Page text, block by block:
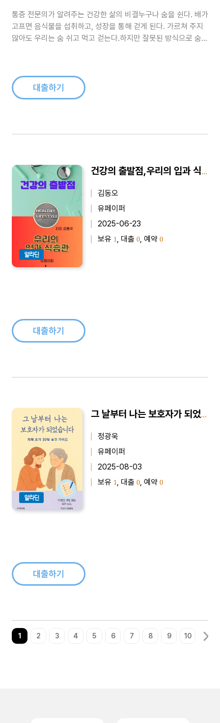
통증 전문의가 알려주는 건강한 삶의 비결누구나 숨을 쉰다. 배가
고프면 음식물을 섭취하고, 성장을 통해 걷게 된다. 가르쳐 주지
않아도 우리는 숨 쉬고 먹고 걷는다.하지만 잘못된 방식으로 숨
주범이 될 수 있..
대출하기
알라딘
건강의 출발점,우리의 입과 식습관
김동오
유페이퍼
2025-06-23
보유 1 , 대출 0 , 예약 0
대출하기
알라딘
그 날부터 나는 보호자가 되었습니다 - 치매 초기 30일 실전 가이드
정광욱
유페이퍼
2025-08-03
보유 1 , 대출 0 , 예약 0
대출하기
1 2 3 4 5 6 7 8 9 10